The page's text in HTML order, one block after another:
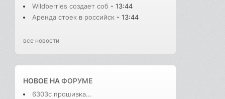
Wildberries создает соб - 13:44
Аренда стоек в российск - 13:44
все новости
НОВОЕ НАФОРУМЕ
6303с прошивка...